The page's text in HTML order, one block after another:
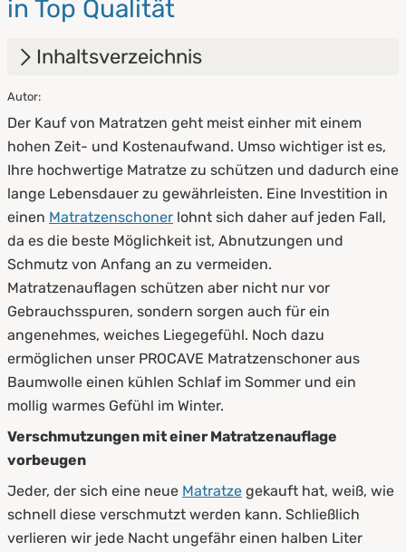
in Top Qualität
Inhaltsverzeichnis
1.
Baumwolle
2. Arten von Matratzenschonern aus
Baumwolle
3. Was versteht man unter Molton, Kalmuck
und Sanfor?
4. Handhabung von Matratzenschonern aus
Baumwolle
5.
Pflege und Reinigung von Baumwoll-
Matratzenauflagen
6. Zusammenfassung
Autor:
Der Kauf von Matratzen geht meist einher mit einem
hohen Zeit- und Kostenaufwand. Umso wichtiger ist es,
Ihre hochwertige Matratze zu schützen und dadurch eine
lange Lebensdauer zu gewährleisten. Eine Investition in
einen Matratzenschoner lohnt sich daher auf jeden Fall,
da es die beste Möglichkeit ist, Abnutzungen und
Schmutz von Anfang an zu vermeiden.
Matratzenauflagen schützen aber nicht nur vor
Gebrauchsspuren, sondern sorgen auch für ein
angenehmes, weiches Liegegefühl. Noch dazu
ermöglichen unser PROCAVE Matratzenschoner aus
Baumwolle einen kühlen Schlaf im Sommer und ein
mollig warmes Gefühl im Winter.
Verschmutzungen mit einer Matratzenauflage
vorbeugen
Jeder, der sich eine neue Matratze gekauft hat, weiß, wie
schnell diese verschmutzt werden kann. Schließlich
verlieren wir jede Nacht ungefähr einen halben Liter